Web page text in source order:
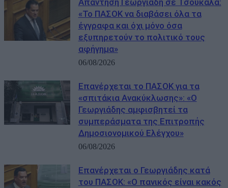
Απάντηση Γεωργιάδη σε Τσουκαλά:
«Το ΠΑΣΟΚ να διαβάσει όλα τα
έγγραφα και όχι μόνο όσα
εξυπηρετούν το πολιτικό τους
αφήγημα»
06/08/2026
Επανέρχεται το ΠΑΣΟΚ για τα
«σπιτάκια Ανακύκλωσης»: «Ο
Γεωργιάδης αμφισβητεί τα
συμπεράσματα της Επιτροπής
Δημοσιονομικού Ελέγχου»
06/08/2026
Επανέρχεται ο Γεωργιάδης κατά
του ΠΑΣΟΚ: «Ο πανικός είναι κακός